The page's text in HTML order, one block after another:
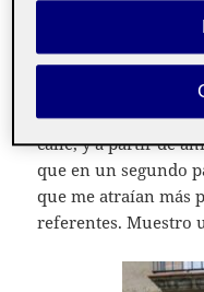
Como podéis ver mi
calle, y a partir de
que en un segundo
que me atraían más
referentes. Muestro